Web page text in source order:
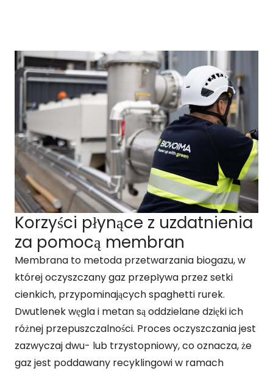
Korzyści płynące z uzdatnienia
za pomocą membran
Membrana to metoda przetwarzania biogazu, w
której oczyszczany gaz przepływa przez setki
cienkich, przypominających spaghetti rurek.
Dwutlenek węgla i metan są oddzielane dzięki ich
różnej przepuszczalności. Proces oczyszczania jest
zazwyczaj dwu- lub trzystopniowy, co oznacza, że
gaz jest poddawany recyklingowi w ramach